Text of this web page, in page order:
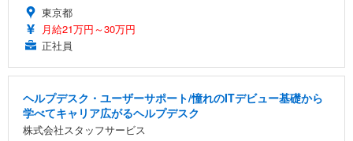
東京都
月給21万円～30万円
正社員
ヘルプデスク・ユーザーサポート/憧れのITデビュー基礎から
学べてキャリア広がるヘルプデスク
株式会社スタッフサービス